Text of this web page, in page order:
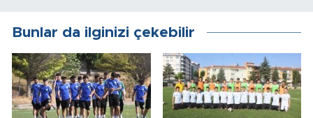
Bunlar da ilginizi çekebilir